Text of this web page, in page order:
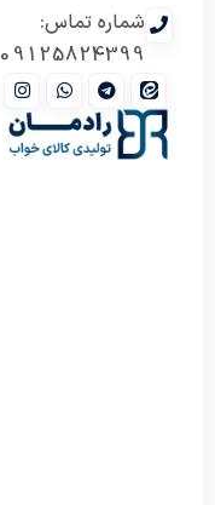
شماره تماس:
09125824399